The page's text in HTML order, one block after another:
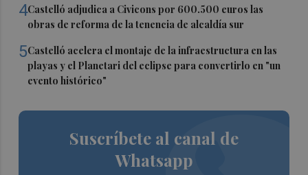
4Castelló adjudica a Civicons por 600.500 euros las
obras de reforma de la tenencia de alcaldía sur
5Castelló acelera el montaje de la infraestructura en las
playas y el Planetari del eclipse para convertirlo en "un
evento histórico"
Suscríbete al canal de
Whatsapp